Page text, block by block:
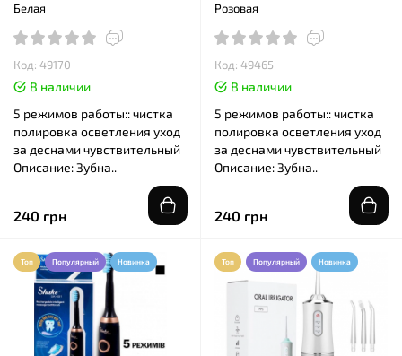
Белая
Код: 49170
В наличии
5 режимов работы:: чистка
полировка осветления уход
за деснами чувствительный
Описание: Зубна..
240 грн
Розовая
Код: 49465
В наличии
5 режимов работы:: чистка
полировка осветления уход
за деснами чувствительный
Описание: Зубна..
240 грн
Топ Популярный Новинка Топ Популярный Новинка